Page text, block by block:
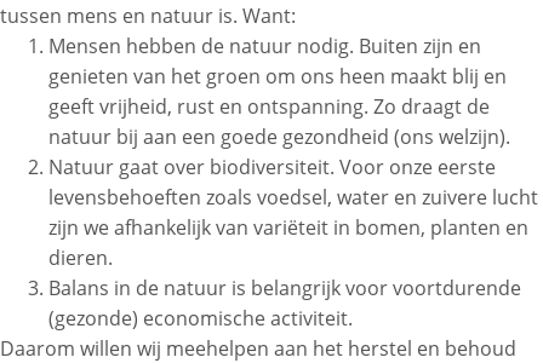
tussen mens en natuur is. Want:
Mensen hebben de natuur nodig. Buiten zijn en
genieten van het groen om ons heen maakt blij en
geeft vrijheid, rust en ontspanning. Zo draagt de
natuur bij aan een goede gezondheid (ons welzijn).
Natuur gaat over biodiversiteit. Voor onze eerste
levensbehoeften zoals voedsel, water en zuivere lucht
zijn we afhankelijk van variëteit in bomen, planten en
dieren.
Balans in de natuur is belangrijk voor voortdurende
(gezonde) economische activiteit.
Daarom willen wij meehelpen aan het herstel en behoud